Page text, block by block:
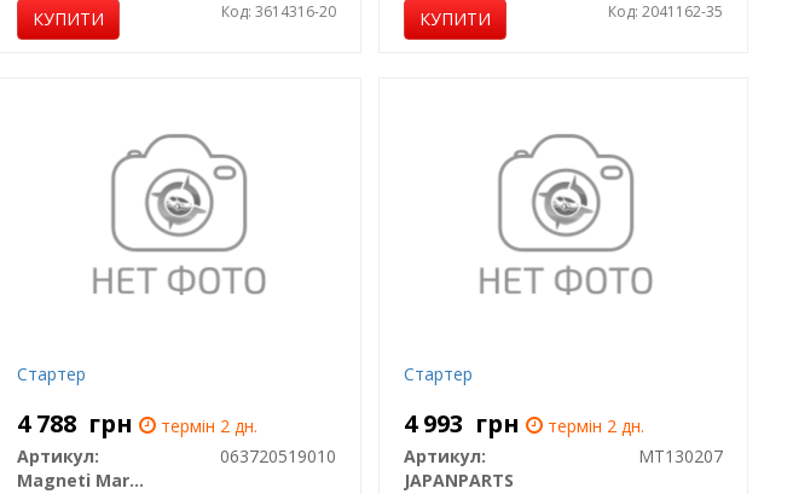
КУПИТИ Код: 3614316-20 КУПИТИ Код: 2041162-35
Стартер
4 788 грн
термін 2 дн.
Артикул:
063720519010
Magneti Marelli
Стартер
4 993 грн
термін 2 дн.
Артикул:
MT130207
JAPANPARTS